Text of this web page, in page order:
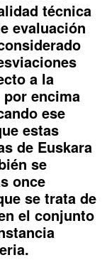
técnica
evaluación
a la
encima
ese
estas
de Euskara
se
once
se trata de
el conjunto